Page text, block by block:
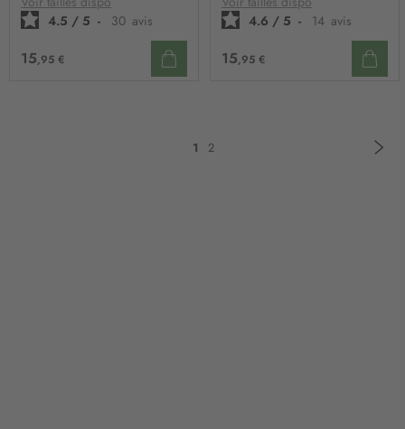
4.5 / 5 - 30 avis
15,95 €
4.6 / 5 - 14 avis
15,95 €
Page
Vous
1 Page
2